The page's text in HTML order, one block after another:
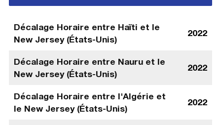
Décalage Horaire entre Haïti et le
New Jersey (États-Unis)
2022
Décalage Horaire entre Nauru et le
New Jersey (États-Unis)
2022
Décalage Horaire entre l'Algérie et
le New Jersey (États-Unis)
2022